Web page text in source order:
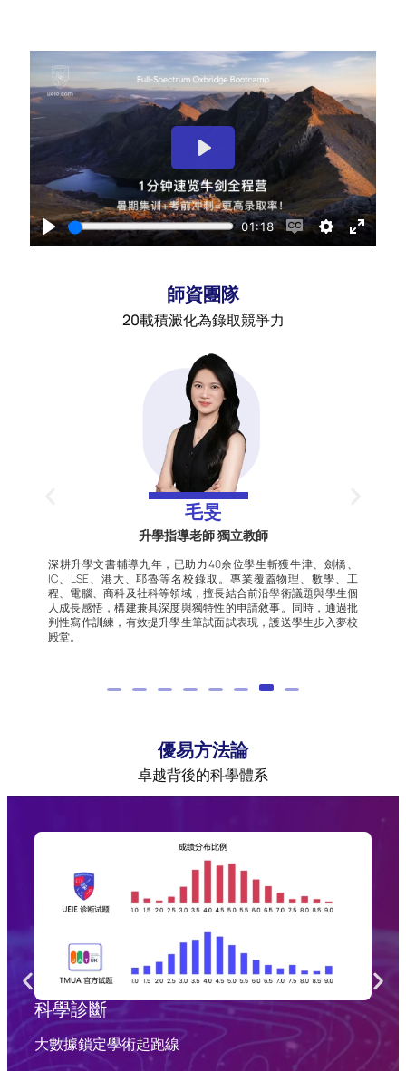
師資團隊
20載積澱化為錄取競爭力
毛旻
升學指導老師 獨立教師
深耕升學文書輔導九年，已助力40余位學生斬獲牛津、劍橋、
IC、LSE、港大、耶魯等名校錄取。專業覆蓋物理、數學、工
程、電腦、商科及社科等領域，擅長結合前沿學術議題與學生個
人成長感悟，構建兼具深度與獨特性的申請敘事。同時，通過批
判性寫作訓練，有效提升學生筆試面試表現，護送學生步入夢校
殿堂。
優易方法論
卓越背後的科學體系
科學診斷
大數據鎖定學術起跑線